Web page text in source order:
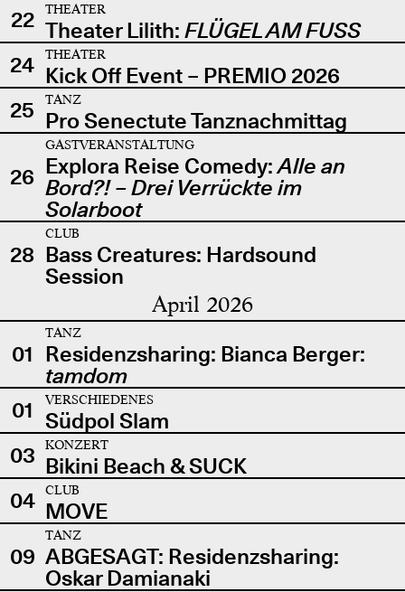
22
THEATER
Theater Lilith: FLÜGEL AM FUSS
24
THEATER
Kick Off Event – PREMIO 2026
25
TANZ
Pro Senectute Tanznachmittag
26
GASTVERANSTALTUNG
Explora Reise Comedy:Alle an
Bord?! – Drei Verrückte im
Solarboot
28
CLUB
Bass Creatures: Hardsound
Session
April 2026
01
TANZ
Residenzsharing: Bianca Berger:
tamdom
01
VERSCHIEDENES
Südpol Slam
03
KONZERT
Bikini Beach & SUCK
04
CLUB
MOVE
09
TANZ
ABGESAGT: Residenzsharing:
Oskar Damianaki